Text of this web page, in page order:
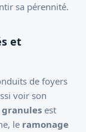
sa pérennité.
et
de foyers
voir son
est
le ramonage